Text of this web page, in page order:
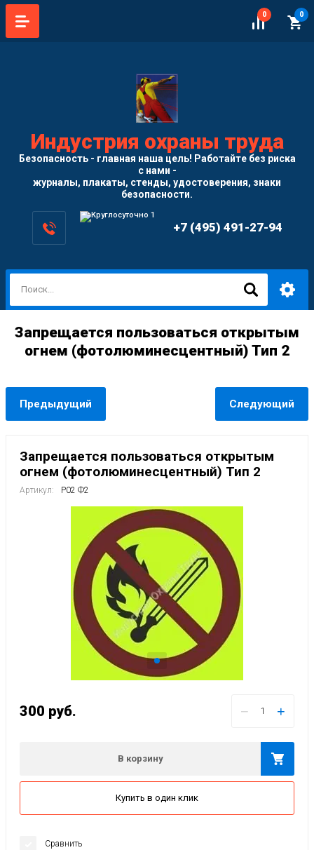
0 0
Индустрия охраны труда
Безопасность - главная наша цель! Работайте без риска
с нами -
журналы, плакаты, стенды, удостоверения, знаки
безопасности.
+7 (495) 491-27-94
Запрещается пользоваться открытым
огнем (фотолюминесцентный) Тип 2
Предыдущий Следующий
Запрещается пользоваться открытым
огнем (фотолюминесцентный) Тип 2
Артикул: Р02 Ф2
300 руб. − +
В корзину
Купить в один клик
Сравнить